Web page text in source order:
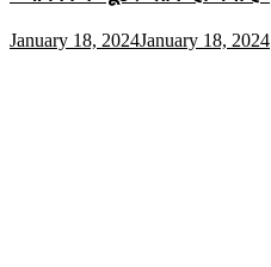
January 18, 2024January 18, 2024